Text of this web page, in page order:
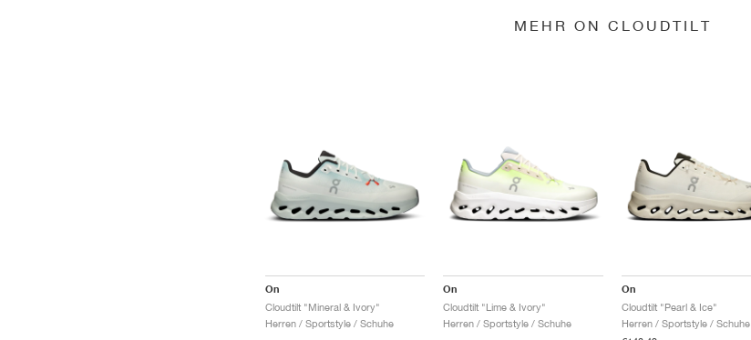
MEHR ON CLOUDTILT
On
Cloudtilt "Mineral & Ivory"
Herren / Sportstyle / Schuhe
On
Cloudtilt "Lime & Ivory"
Herren / Sportstyle / Schuhe
On
Cloudtilt "Pearl & Ice"
Herren / Sportstyle / Schuhe